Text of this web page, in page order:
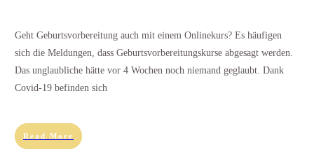
Geht Geburtsvorbereitung auch mit einem Onlinekurs? Es häufigen
sich die Meldungen, dass Geburtsvorbereitungskurse abgesagt werden.
Das unglaubliche hätte vor 4 Wochen noch niemand geglaubt. Dank
Covid-19 befinden sich
Read More